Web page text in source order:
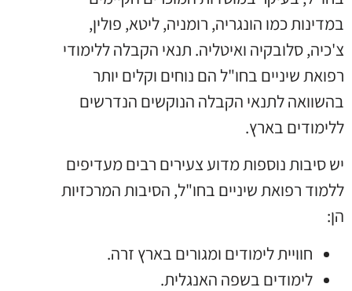
במדינות כמו הונגריה, רומניה, ליטא, פולין,
צ'כיה, סלובקיה ואיטליה. תנאי הקבלה ללימודי
רפואת שיניים בחו"ל הם נוחים וקלים יותר
בהשוואה לתנאי הקבלה הנוקשים הנדרשים
ללימודים בארץ.
יש סיבות נוספות מדוע צעירים רבים מעדיפים
ללמוד רפואת שיניים בחו"ל, הסיבות המרכזיות
הן:
חוויית לימודים ומגורים בארץ זרה.
לימודים בשפה האנגלית.